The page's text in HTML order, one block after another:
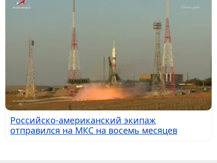
Российско-американский экипаж
отправился на МКС на восемь месяцев